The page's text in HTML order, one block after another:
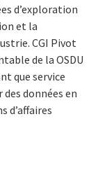
d’exploration
et la
CGI Pivot
de la OSDU
que service
des données en
d’affaires